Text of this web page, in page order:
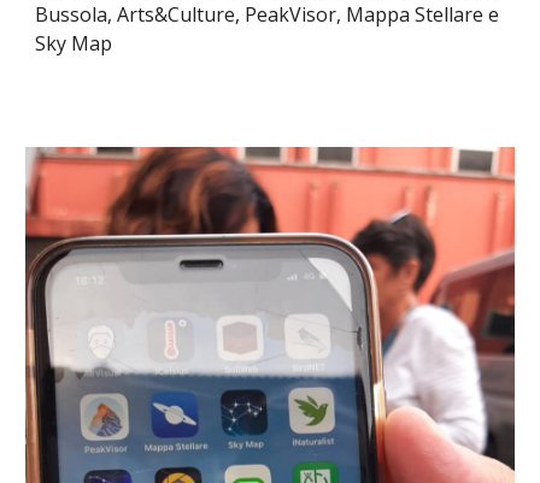
Bussola, Arts&Culture, PeakVisor, Mappa Stellare e
Sky Map